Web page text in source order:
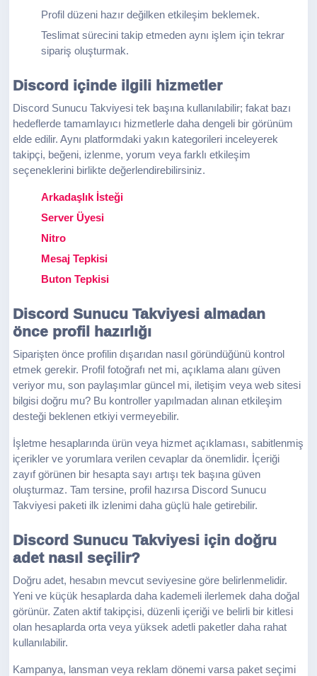
Profil düzeni hazır değilken etkileşim beklemek.
Teslimat sürecini takip etmeden aynı işlem için tekrar
sipariş oluşturmak.
Discord içinde ilgili hizmetler
Discord Sunucu Takviyesi tek başına kullanılabilir; fakat bazı
hedeflerde tamamlayıcı hizmetlerle daha dengeli bir görünüm
elde edilir. Aynı platformdaki yakın kategorileri inceleyerek
takipçi, beğeni, izlenme, yorum veya farklı etkileşim
seçeneklerini birlikte değerlendirebilirsiniz.
Arkadaşlık İsteği
Server Üyesi
Nitro
Mesaj Tepkisi
Buton Tepkisi
Discord Sunucu Takviyesi almadan
önce profil hazırlığı
Siparişten önce profilin dışarıdan nasıl göründüğünü kontrol
etmek gerekir. Profil fotoğrafı net mi, açıklama alanı güven
veriyor mu, son paylaşımlar güncel mi, iletişim veya web sitesi
bilgisi doğru mu? Bu kontroller yapılmadan alınan etkileşim
desteği beklenen etkiyi vermeyebilir.
İşletme hesaplarında ürün veya hizmet açıklaması, sabitlenmiş
içerikler ve yorumlara verilen cevaplar da önemlidir. İçeriği
zayıf görünen bir hesapta sayı artışı tek başına güven
oluşturmaz. Tam tersine, profil hazırsa Discord Sunucu
Takviyesi paketi ilk izlenimi daha güçlü hale getirebilir.
Discord Sunucu Takviyesi için doğru
adet nasıl seçilir?
Doğru adet, hesabın mevcut seviyesine göre belirlenmelidir.
Yeni ve küçük hesaplarda daha kademeli ilerlemek daha doğal
görünür. Zaten aktif takipçisi, düzenli içeriği ve belirli bir kitlesi
olan hesaplarda orta veya yüksek adetli paketler daha rahat
kullanılabilir.
Kampanya, lansman veya reklam dönemi varsa paket seçimi